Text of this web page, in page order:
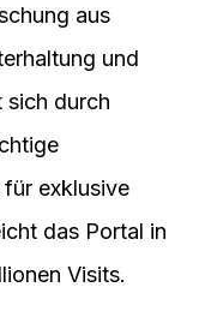
aus
und
sich durch
exklusive
das Portal in
Visits.